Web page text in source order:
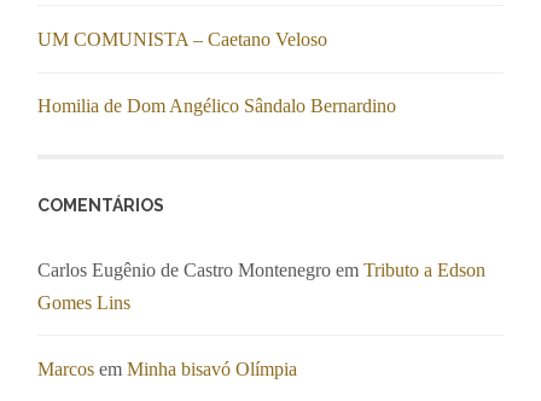
UM COMUNISTA – Caetano Veloso
Homilia de Dom Angélico Sândalo Bernardino
COMENTÁRIOS
Carlos Eugênio de Castro Montenegro emTributo a Edson
Gomes Lins
Marcos emMinha bisavó Olímpia